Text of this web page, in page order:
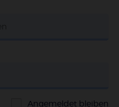
Angemeldet bleiben